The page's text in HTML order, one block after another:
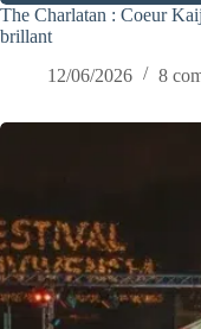
The Charlatan : Coeur
brillant
12/06/2026
8